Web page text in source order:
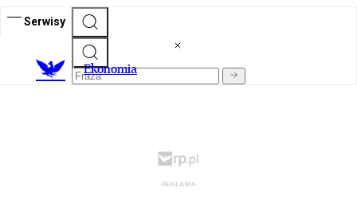
Serwisy
Ekonomia